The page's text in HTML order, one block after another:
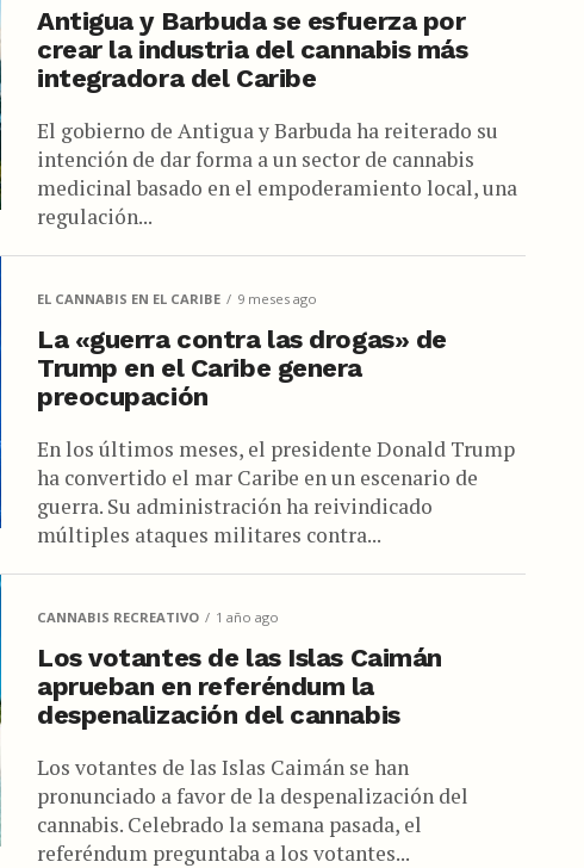
Antigua y Barbuda se esfuerza por
crear la industria del cannabis más
integradora del Caribe
El gobierno de Antigua y Barbuda ha reiterado su
intención de dar forma a un sector de cannabis
medicinal basado en el empoderamiento local, una
regulación...
EL CANNABIS EN EL CARIBE 9 meses ago
La «guerra contra las drogas» de
Trump en el Caribe genera
preocupación
En los últimos meses, el presidente Donald Trump
ha convertido el mar Caribe en un escenario de
guerra. Su administración ha reivindicado
múltiples ataques militares contra...
CANNABIS RECREATIVO 1 año ago
Los votantes de las Islas Caimán
aprueban en referéndum la
despenalización del cannabis
Los votantes de las Islas Caimán se han
pronunciado a favor de la despenalización del
cannabis. Celebrado la semana pasada, el
referéndum preguntaba a los votantes...